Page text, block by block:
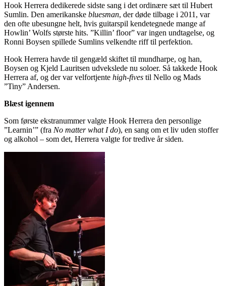
Hook Herrera dedikerede sidste sang i det ordinære sæt til Hubert
Sumlin. Den amerikanske bluesman, der døde tilbage i 2011, var
den ofte ubesungne helt, hvis guitarspil kendetegnede mange af
Howlin’ Wolfs største hits. ”Killin’ floor” var ingen undtagelse, og
Ronni Boysen spillede Sumlins velkendte riff til perfektion.
Hook Herrera havde til gengæld skiftet til mundharpe, og han,
Boysen og Kjeld Lauritsen udvekslede nu soloer. Så takkede Hook
Herrera af, og der var velfortjente high-fives til Nello og Mads
”Tiny” Andersen.
Blæst igennem
Som første ekstranummer valgte Hook Herrera den personlige
”Learnin’” (fra No matter what I do), en sang om et liv uden stoffer
og alkohol – som det, Herrera valgte for tredive år siden.